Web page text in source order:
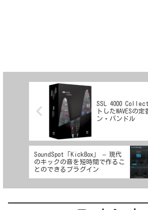
SSL 4000
トしたWAVESの
ン・バンドル
SoundSpot「KickBox」 – 現代
のキックの音を短時間で作るこ
とのできるプラグイン